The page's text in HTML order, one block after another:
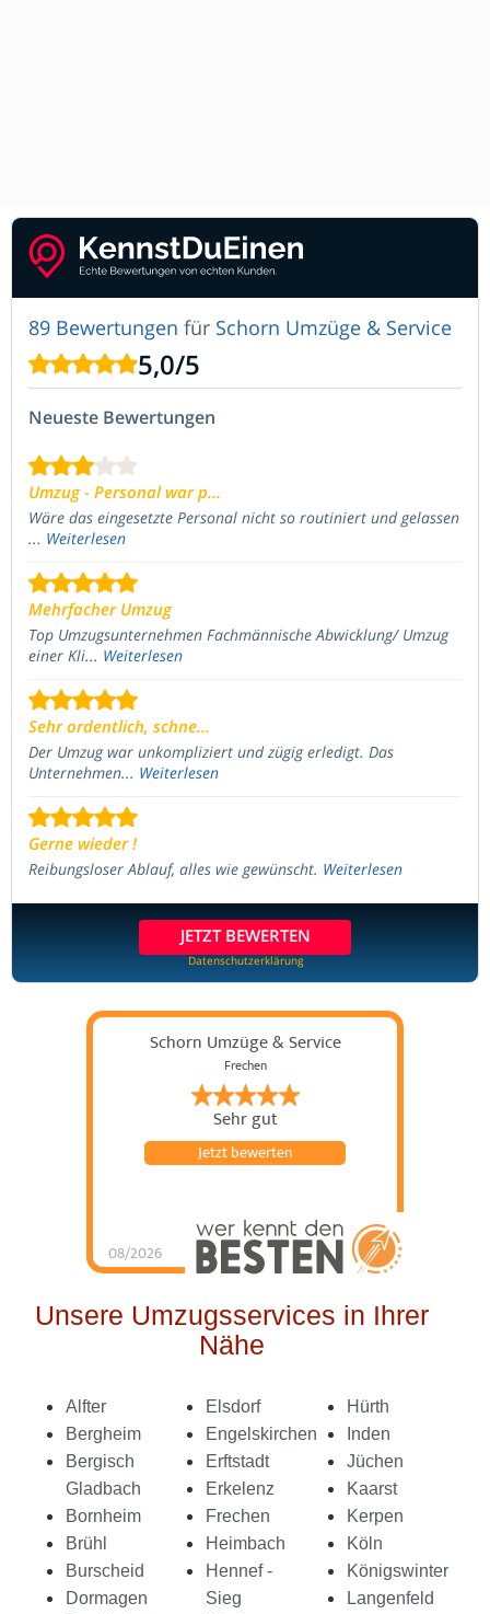
89 Bewertungen für Schorn Umzüge & Service
5,0/5
Neueste Bewertungen
Umzug - Personal war p...
Wäre das eingesetzte Personal nicht so routiniert und gelassen
... Weiterlesen
Mehrfacher Umzug
Top Umzugsunternehmen Fachmännische Abwicklung/ Umzug
einer Kli... Weiterlesen
Sehr ordentlich, schne...
Der Umzug war unkompliziert und zügig erledigt. Das
Unternehmen... Weiterlesen
Gerne wieder !
Reibungsloser Ablauf, alles wie gewünscht. Weiterlesen
JETZT BEWERTEN
Datenschutzerklärung
Schorn Umzüge & Service
Frechen
Sehr gut
08/2026
Jetzt bewerten
Schorn Umzüge &
Service hat 4.98von
Umzüge &
ServiceBewertungen
auf
Unsere Umzugsservices in Ihrer
Nähe
Alfter
Bergheim
Bergisch
Gladbach
Bornheim
Brühl
Burscheid
Dormagen
Elsdorf
Engelskirchen
Erftstadt
Erkelenz
Frechen
Heimbach
Hennef -
Sieg
Hürth
Inden
Jüchen
Kaarst
Kerpen
Köln
Königswinter
Langenfeld